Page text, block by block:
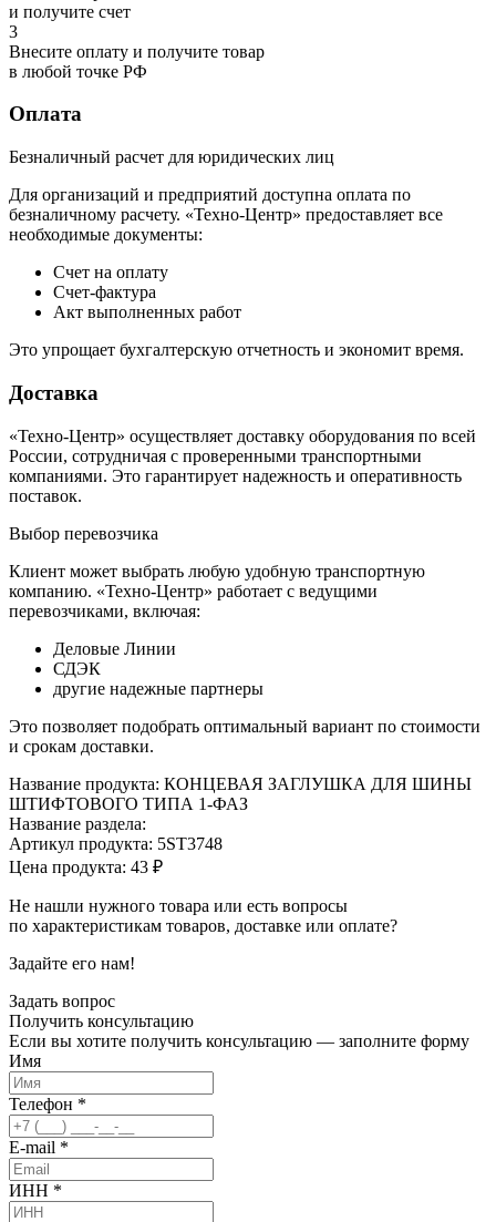
и получите счет
3
Внесите оплату и получите товар
в любой точке РФ
Оплата
Безналичный расчет для юридических лиц
Для организаций и предприятий доступна оплата по
безналичному расчету. «Техно-Центр» предоставляет все
необходимые документы:
Счет на оплату
Счет-фактура
Акт выполненных работ
Это упрощает бухгалтерскую отчетность и экономит время.
Доставка
«Техно-Центр» осуществляет доставку оборудования по всей
России, сотрудничая с проверенными транспортными
компаниями. Это гарантирует надежность и оперативность
поставок.
Выбор перевозчика
Клиент может выбрать любую удобную транспортную
компанию. «Техно-Центр» работает с ведущими
перевозчиками, включая:
Деловые Линии
СДЭК
другие надежные партнеры
Это позволяет подобрать оптимальный вариант по стоимости
и срокам доставки.
Название продукта: КОНЦЕВАЯ ЗАГЛУШКА ДЛЯ ШИНЫ
ШТИФТОВОГО ТИПА 1-ФАЗ
Название раздела:
Артикул продукта: 5ST3748
Цена продукта: 43 ₽
Не нашли нужного товара или есть вопросы
по характеристикам товаров, доставке или оплате?
Задайте его нам!
Задать вопрос
Получить консультацию
Если вы хотите получить консультацию — заполните форму
Имя
Телефон *
E-mail *
ИНН *